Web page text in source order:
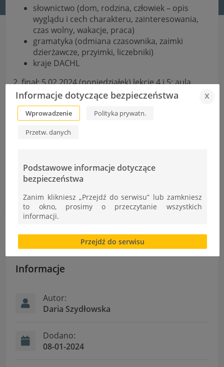
słownictwo (dom, rodzina, człowiek – opis
wyglądu i cech charakteru, zainteresowania,
czas wolny, wakacje, praca)
gramatyka (odmiana czasownika, zaimki
dzierżawcze, przyimki, liczebniki)
kraje DACHL
2. finał: 5.02.2024 (poniedziałek) lekcje 4 i 5; aula
forma teleturnieju na żywo „1 z 10”
Zgłoszenia u nauczycieli języka niemieckiego do
12.01.2024 (piątek).
II etap OWT – Inżynieria w Elektroenergetyce
Zbiórka karmy
Informacje
Autor:
Daria Szydłowska
Dodano:
08-01-2024
Informacje dotyczące bezpieczeństwa x
Wprowadzenie Polityka prywatn.
Przetw. danych
Podstawowe informacje dotyczące
bezpieczeństwa
Zanim klikniesz „Przejdź do serwisu” lub zamkniesz
to okno, prosimy o przeczytanie wszystkich
informacji.
Brak zgody bądź ograniczenie funkcjonalności plików
cookies lub local storage, może utrudnić lub
uniemożliwić korzystanie z Serwisu.
Informacje dotyczące polityki prywatności oraz
przetwarzania danych osobowych dostępne są cały
"Nasza szkoła" > "Bezpieczeństwo"
Przejdź do serwisu